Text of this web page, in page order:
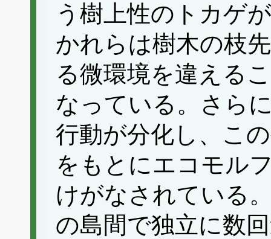
う樹上性のトカゲ
かれらは樹木の枝
る微環境を違える
なっている。さら
行動が分化し、こ
をもとにエコモル
けがなされている
の島間で独立に数